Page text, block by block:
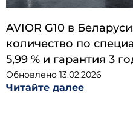
AVIOR G10 в
количество по
5,99 % и гарантия 3
Обновлено 13.02.2026
Читайте далее